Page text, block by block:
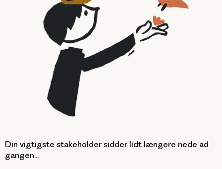
Din vigtigste stakeholder sidder lidt længere nede ad
gangen...